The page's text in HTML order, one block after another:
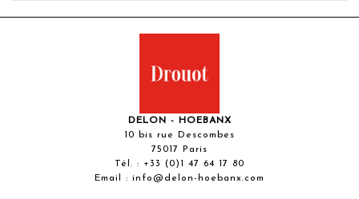
DELON - HOEBANX
10 bis rue Descombes
75017 Paris
Tél. : +33 (0)1 47 64 17 80
Email : info@delon-hoebanx.com